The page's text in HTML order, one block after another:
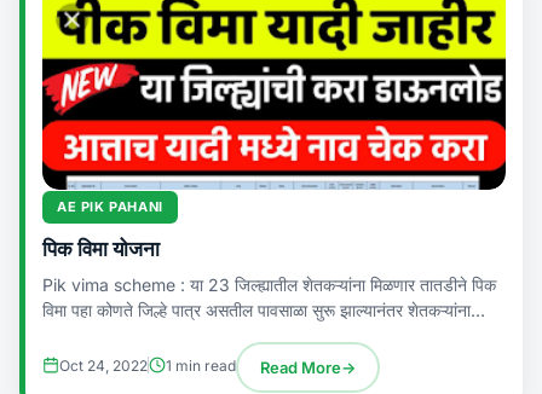
AE PIK PAHANI
पिक विमा योजना
Pik vima scheme : या 23 जिल्ह्यातील शेतकऱ्यांना मिळणार तातडीने पिक
विमा पहा कोणते जिल्हे पात्र असतील पावसाळा सुरू झाल्यानंतर शेतकऱ्यांना
Oct 24, 2022 1 min read Read More→